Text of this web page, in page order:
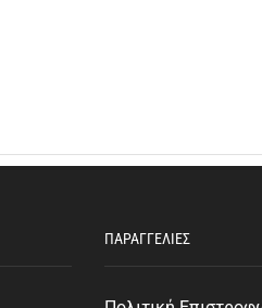
ΠΑΡΑΓΓΕΛΙΕΣ